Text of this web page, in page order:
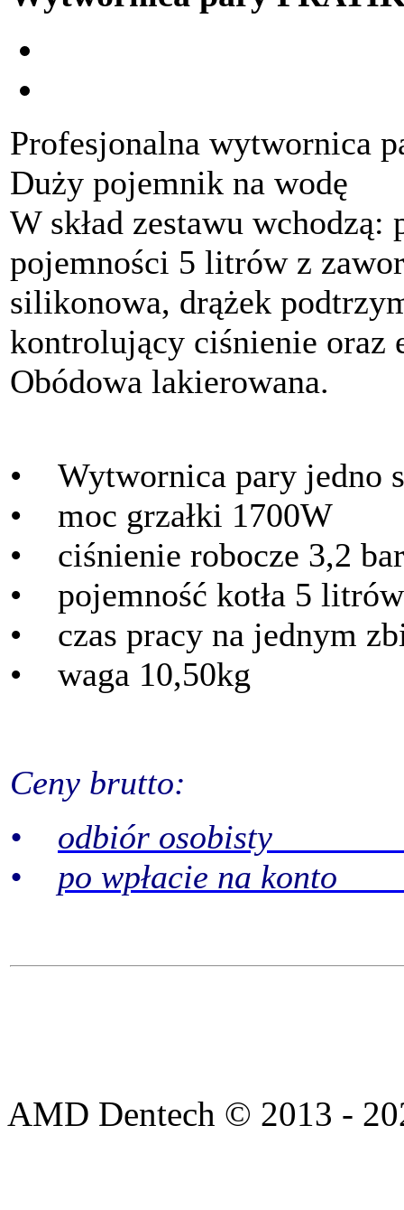
Profesjonalna wytwornica
Duży pojemnik na wodę
W skład zestawu
pojemności 5 litrów z
silikonowa, drążek
kontrolujący ciśnienie oraz
Obódowa lakierowana.
• Wytwornica pary jedno
• moc grzałki 1700W
• ciśnienie robocze 3,2
• pojemność kotła 5 litrów
• czas pracy na jednym
• waga 10,50kg
Ceny brutto:
• odbiór osobisty
• po wpłacie na konto
AMD Dentech © 2013 -